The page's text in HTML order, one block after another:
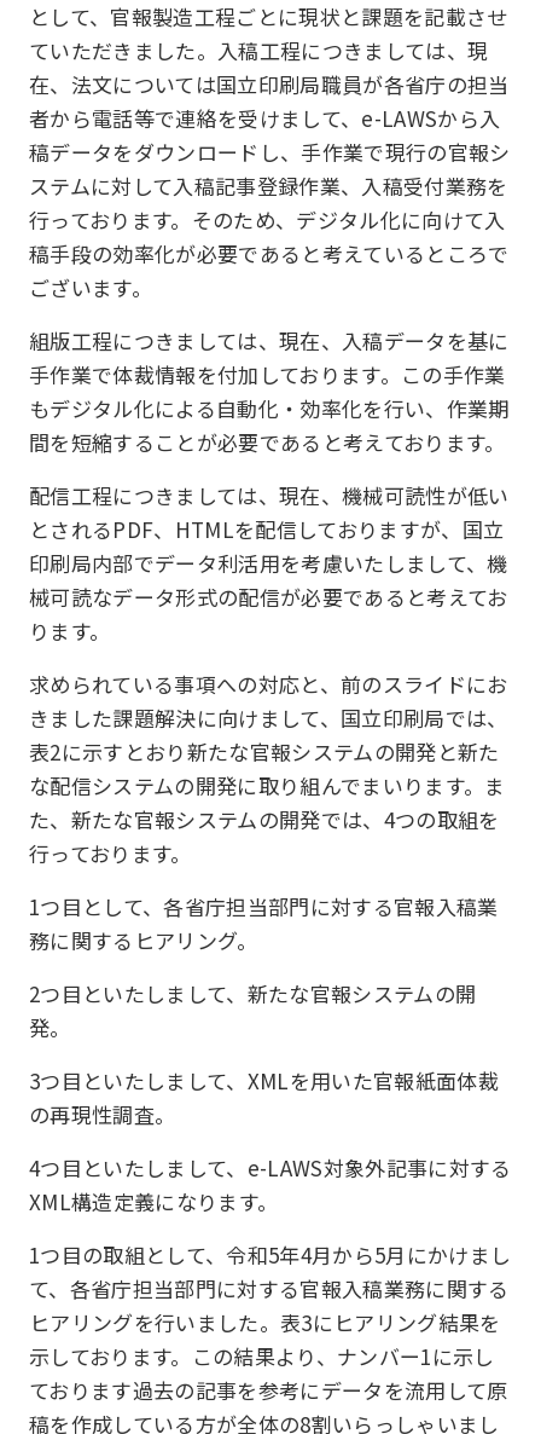
として、官報製造工程ごとに現状と課題を記載させ
ていただきました。入稿工程につきましては、現
在、法文については国立印刷局職員が各省庁の担当
者から電話等で連絡を受けまして、e-LAWSから入
稿データをダウンロードし、手作業で現行の官報シ
ステムに対して入稿記事登録作業、入稿受付業務を
行っております。そのため、デジタル化に向けて入
稿手段の効率化が必要であると考えているところで
ございます。
組版工程につきましては、現在、入稿データを基に
手作業で体裁情報を付加しております。この手作業
もデジタル化による自動化・効率化を行い、作業期
間を短縮することが必要であると考えております。
配信工程につきましては、現在、機械可読性が低い
とされるPDF、HTMLを配信しておりますが、国立
印刷局内部でデータ利活用を考慮いたしまして、機
械可読なデータ形式の配信が必要であると考えてお
ります。
求められている事項への対応と、前のスライドにお
きました課題解決に向けまして、国立印刷局では、
表2に示すとおり新たな官報システムの開発と新た
な配信システムの開発に取り組んでまいります。ま
た、新たな官報システムの開発では、4つの取組を
行っております。
1つ目として、各省庁担当部門に対する官報入稿業
務に関するヒアリング。
2つ目といたしまして、新たな官報システムの開
発。
3つ目といたしまして、XMLを用いた官報紙面体裁
の再現性調査。
4つ目といたしまして、e-LAWS対象外記事に対する
XML構造定義になります。
1つ目の取組として、令和5年4月から5月にかけまし
て、各省庁担当部門に対する官報入稿業務に関する
ヒアリングを行いました。表3にヒアリング結果を
示しております。この結果より、ナンバー1に示し
ております過去の記事を参考にデータを流用して原
稿を作成している方が全体の8割いらっしゃいまし